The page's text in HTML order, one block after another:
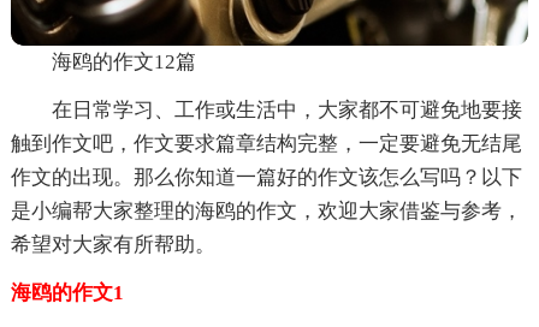
海鸥的作文12篇
在日常学习、工作或生活中，大家都不可避免地要接
触到作文吧，作文要求篇章结构完整，一定要避免无结尾
作文的出现。那么你知道一篇好的作文该怎么写吗？以下
是小编帮大家整理的海鸥的作文，欢迎大家借鉴与参考，
希望对大家有所帮助。
海鸥的作文1